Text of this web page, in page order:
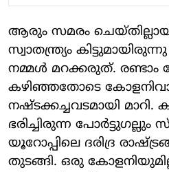
ആരും സമരം
സ്വാതന്ത്ര്യം
നമ്മള്‍ മറക്കരുത്.
കഴിഞ്ഞതോടെ
നഷ്ടക്കച്ചവടമായി
ഭരിച്ചിരുന്ന
യൂറോപ്പിലെ ദരിദ്ര
തുടങ്ങി. ഒരു